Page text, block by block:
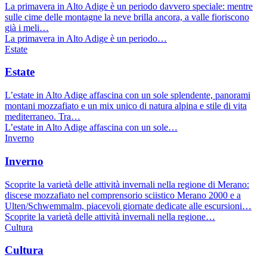
La primavera in Alto Adige è un periodo davvero speciale: mentre
sulle cime delle montagne la neve brilla ancora, a valle fioriscono
già i meli…
La primavera in Alto Adige è un periodo…
Estate
Estate
L’estate in Alto Adige affascina con un sole splendente, panorami
montani mozzafiato e un mix unico di natura alpina e stile di vita
mediterraneo. Tra…
L’estate in Alto Adige affascina con un sole…
Inverno
Inverno
Scoprite la varietà delle attività invernali nella regione di Merano:
discese mozzafiato nel comprensorio sciistico Merano 2000 e a
Ulten/Schwemmalm, piacevoli giornate dedicate alle escursioni…
Scoprite la varietà delle attività invernali nella regione…
Cultura
Cultura